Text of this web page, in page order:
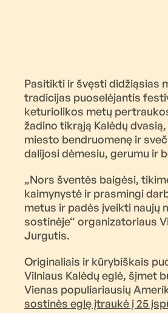
Pasitikti ir švęsti didžiąsias
tradicijas puoselėjantis
keturiolikos metų
žadino tikrąją Kalėdų
miesto bendruomenę ir
dalijosi dėmesiu, gerumu ir
„Nors šventės baigėsi,
kaimynystė ir prasmingi
metus ir padės įveikti naujų
sostinėje“ organizatoriaus
Jurgutis.
Originaliais ir kūrybiškais
Vilniaus Kalėdų eglė, šįmet
Vienas populiariausių
sostinės eglę įtraukė į 25